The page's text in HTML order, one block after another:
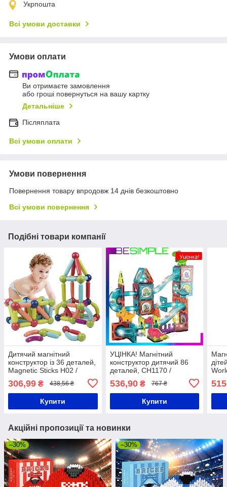
Укрпошта
Всі умови доставки
Умови оплати
Ви отримаєте замовлення
або гроші повернуться на вашу картку
Детальніше
Післяплата
Всі умови оплати
Умови повернення
Повернення товару впродовж 14 днів безкоштовно
Всі умови повернення
Подібні товари компанії
Дитячий магнітний
конструктор із 36 деталей,
Magnetic Sticks H02 /
Конструктор-брусочки на
магнітах для дітей
306,99 ₴ 438,56 ₴
Купити
УЦІНКА! Магнітний
конструктор дитячий 86
деталей, СH1170 /
Конструктор на магнітах /
Розвиваючий конструктор
для дітей
536,90₴ 767 ₴
Купити
515
Акційні пропозиції та новинки
–30% –30%